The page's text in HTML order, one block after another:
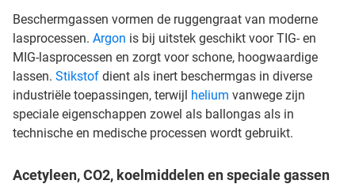
Beschermgassen vormen de ruggengraat van moderne
lasprocessen. Argon is bij uitstek geschikt voor TIG- en
MIG-lasprocessen en zorgt voor schone, hoogwaardige
lassen. Stikstof dient als inert beschermgas in diverse
industriële toepassingen, terwijl helium vanwege zijn
speciale eigenschappen zowel als ballongas als in
technische en medische processen wordt gebruikt.
Acetyleen, CO2, koelmiddelen en speciale gassen